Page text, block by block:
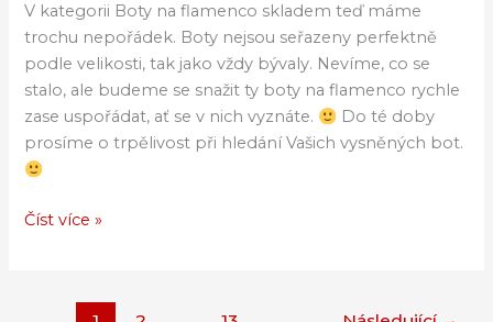
V kategorii Boty na flamenco skladem teď máme
trochu nepořádek. Boty nejsou seřazeny perfektně
podle velikosti, tak jako vždy bývaly. Nevíme, co se
stalo, ale budeme se snažit ty boty na flamenco rychle
zase uspořádat, ať se v nich vyznáte.
Do té doby
prosíme o trpělivost při hledání Vašich vysněných bot.
flamenco
Číst více »